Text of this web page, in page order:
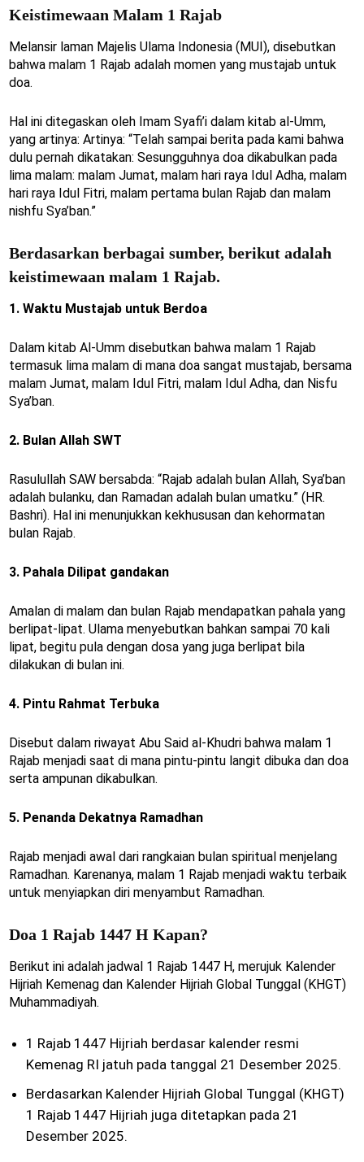
Keistimewaan Malam 1 Rajab
Melansir laman Majelis Ulama Indonesia (MUI), disebutkan
bahwa malam 1 Rajab adalah momen yang mustajab untuk
doa.
Hal ini ditegaskan oleh Imam Syafi’i dalam kitab al-Umm,
yang artinya: Artinya: “Telah sampai berita pada kami bahwa
dulu pernah dikatakan: Sesungguhnya doa dikabulkan pada
lima malam: malam Jumat, malam hari raya Idul Adha, malam
hari raya Idul Fitri, malam pertama bulan Rajab dan malam
nishfu Sya’ban.”
Berdasarkan berbagai sumber, berikut adalah
keistimewaan malam 1 Rajab.
1. Waktu Mustajab untuk Berdoa
Dalam kitab Al-Umm disebutkan bahwa malam 1 Rajab
termasuk lima malam di mana doa sangat mustajab, bersama
malam Jumat, malam Idul Fitri, malam Idul Adha, dan Nisfu
Sya’ban.
2. Bulan Allah SWT
Rasulullah SAW bersabda: “Rajab adalah bulan Allah, Sya’ban
adalah bulanku, dan Ramadan adalah bulan umatku.” (HR.
Bashri). Hal ini menunjukkan kekhususan dan kehormatan
bulan Rajab.
3. Pahala Dilipat gandakan
Amalan di malam dan bulan Rajab mendapatkan pahala yang
berlipat-lipat. Ulama menyebutkan bahkan sampai 70 kali
lipat, begitu pula dengan dosa yang juga berlipat bila
dilakukan di bulan ini.
4. Pintu Rahmat Terbuka
Disebut dalam riwayat Abu Said al-Khudri bahwa malam 1
Rajab menjadi saat di mana pintu-pintu langit dibuka dan doa
serta ampunan dikabulkan.
5. Penanda Dekatnya Ramadhan
Rajab menjadi awal dari rangkaian bulan spiritual menjelang
Ramadhan. Karenanya, malam 1 Rajab menjadi waktu terbaik
untuk menyiapkan diri menyambut Ramadhan.
Doa 1 Rajab 1447 H Kapan?
Berikut ini adalah jadwal 1 Rajab 1447 H, merujuk Kalender
Hijriah Kemenag dan Kalender Hijriah Global Tunggal (KHGT)
Muhammadiyah.
1 Rajab 1447 Hijriah berdasar kalender resmi
Kemenag RI jatuh pada tanggal 21 Desember 2025.
Berdasarkan Kalender Hijriah Global Tunggal (KHGT)
1 Rajab 1447 Hijriah juga ditetapkan pada 21
Desember 2025.